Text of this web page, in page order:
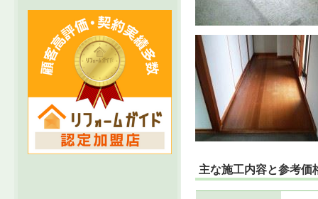
主な施工内容と参考価